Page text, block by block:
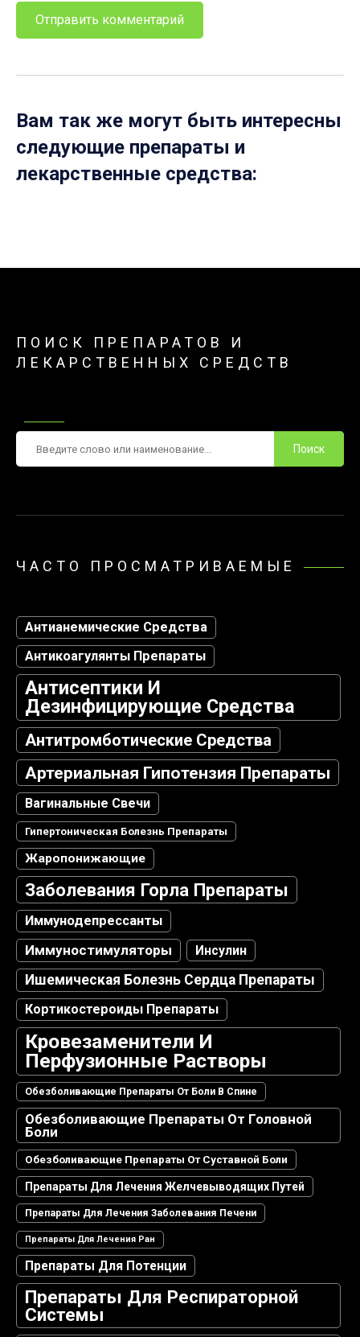
Вам так же могут быть интересны
следующие препараты и
лекарственные средства:
ПОИСК ПРЕПАРАТОВ И
ЛЕКАРСТВЕННЫХ СРЕДСТВ
Поиск
ЧАСТО ПРОСМАТРИВАЕМЫЕ
Антианемические Средства
Антикоагулянты Препараты
Антисептики И
Дезинфицирующие Средства
Антитромботические Средства
Артериальная Гипотензия Препараты
Вагинальные Свечи
Гипертоническая Болезнь Препараты
Жаропонижающие
Заболевания Горла Препараты
Иммунодепрессанты
Иммуностимуляторы Инсулин
Ишемическая Болезнь Сердца Препараты
Кортикостероиды Препараты
Кровезаменители И
Перфузионные Растворы
Обезболивающие Препараты От Боли В Спине
Обезболивающие Препараты От Головной
Боли
Обезболивающие Препараты От Суставной Боли
Препараты Для Лечения Желчевыводящих Путей
Препараты Для Лечения Заболевания Печени
Препараты Для Лечения Ран
Препараты Для Потенции
Препараты Для Респираторной
Системы